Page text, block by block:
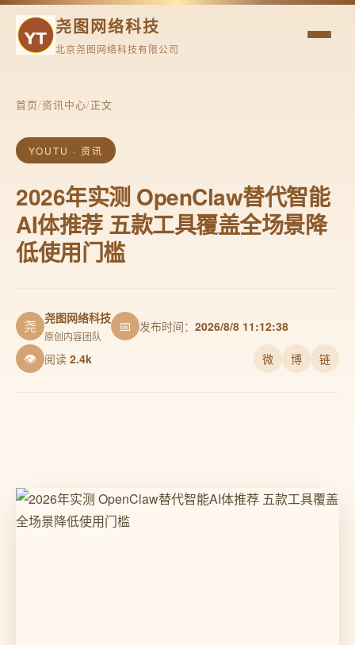
尧图网络科技
北京尧图网络科技有限公司
首页/资讯中心/正文
YOUTU · 资讯
2026年实测 OpenClaw替代智能
AI体推荐 五款工具覆盖全场景降
低使用门槛
尧 尧图网络科技
原创内容团队
📅 发布时间： 2026/8/8 11:12:38
👁 阅读 2.4k 微 博 链